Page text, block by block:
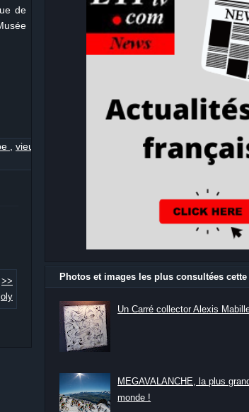
de
vieux
>>
Photos et images les plus consultées cette
Un Carré collector Alexis
MEGAVALANCHE, la plus
monde !